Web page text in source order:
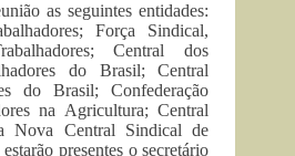
as seguintes entidades:
Força Sindical,
Central dos
do Brasil; Central
do Brasil; Confederação
na Agricultura; Central
Nova Central Sindical de
presentes o secretário